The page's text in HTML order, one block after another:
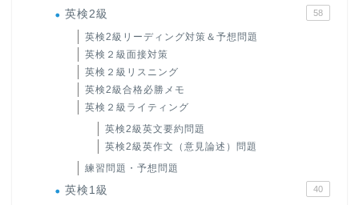
英検2級 58
英検2級リーディング対策＆予想問題
英検２級面接対策
英検２級リスニング
英検2級合格必勝メモ
英検２級ライティング
英検2級英文要約問題
英検2級英作文（意見論述）問題
練習問題・予想問題
英検1級 40